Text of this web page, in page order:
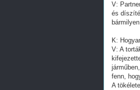
V:
és
K:
V: A
fenn,
A